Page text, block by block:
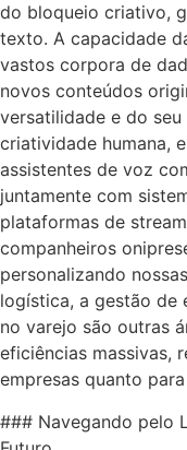
do bloqueio criativo,
texto. A capacidade
vastos corpora de
novos conteúdos
versatilidade e do
criatividade humana,
assistentes de voz
juntamente com
plataformas de
companheiros
personalizando
logística, a gestão de
no varejo são outras
eficiências massivas,
empresas quanto
### Navegando pelo